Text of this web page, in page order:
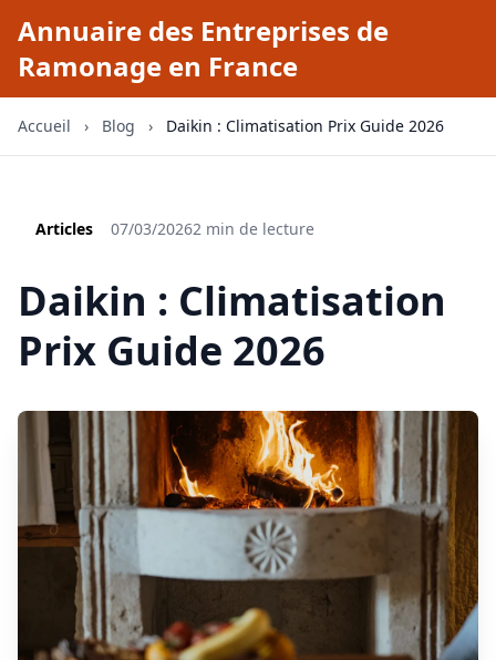
Annuaire des Entreprises de
Ramonage en France
Accueil › Blog › Daikin : Climatisation Prix Guide 2026
Articles 07/03/20262 min de lecture
Daikin : Climatisation
Prix Guide 2026